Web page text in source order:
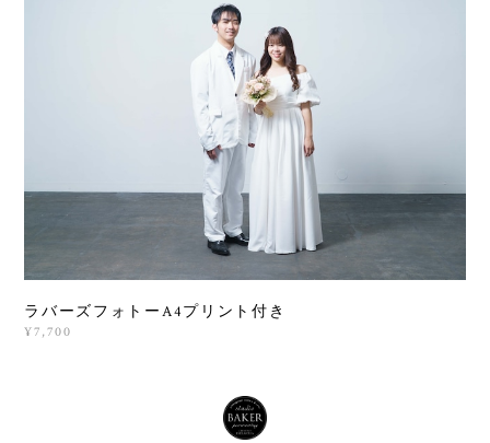
ラバーズフォトーA4プリント付き
¥7,700